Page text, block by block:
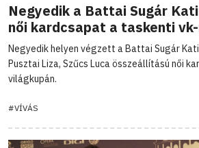
Negyedik a Battai Sugár
női kardcsapat a taskenti
Negyedik helyen végzett a Battai Sugár
Pusztai Liza, Szűcs Luca összeállítású női
világkupán.
#VÍVÁS